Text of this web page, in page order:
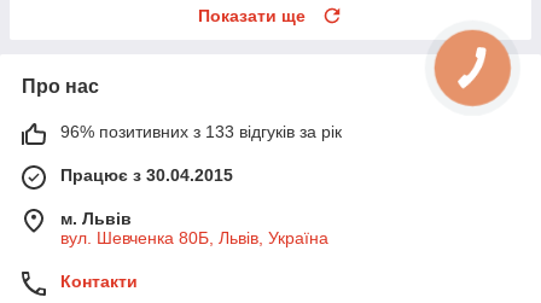
Показати ще
Про нас
96% позитивних з 133 відгуків за рік
Працює з 30.04.2015
м. Львів
вул. Шевченка 80Б, Львів, Україна
Контакти